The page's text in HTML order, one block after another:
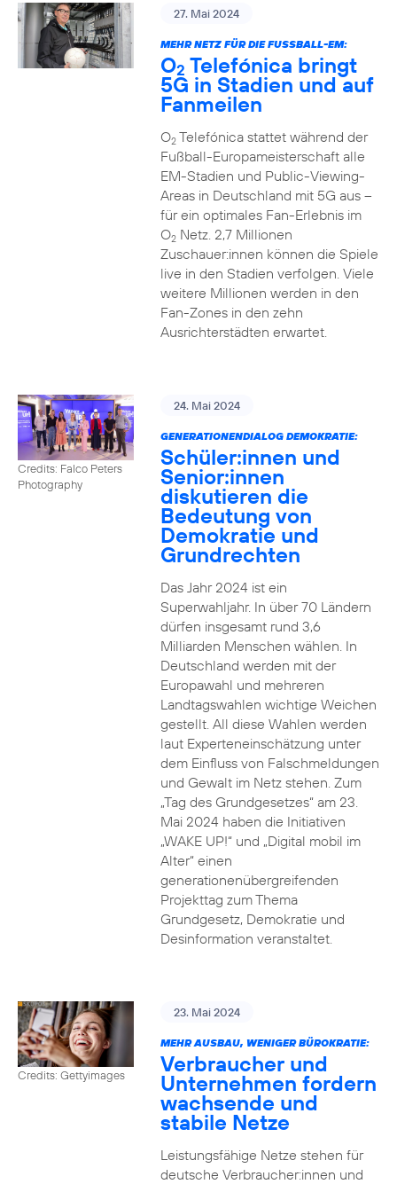
27. Mai 2024
MEHR NETZ FÜR DIE FUSSBALL-EM:
O2 Telefónica bringt
5G in Stadien und auf
Fanmeilen
O2Telefónica stattet während der
Fußball-Europameisterschaft alle
EM-Stadien und Public-Viewing-
Areas in Deutschland mit 5G aus –
für ein optimales Fan-Erlebnis im
O2Netz. 2,7 Millionen
Zuschauer:innen können die Spiele
live in den Stadien verfolgen. Viele
weitere Millionen werden in den
Fan-Zones in den zehn
Ausrichterstädten erwartet.
Credits: Falco Peters
Photography
24. Mai 2024
GENERATIONENDIALOG DEMOKRATIE:
Schüler:innen und
Senior:innen
diskutieren die
Bedeutung von
Demokratie und
Grundrechten
Das Jahr 2024 ist ein
Superwahljahr. In über 70 Ländern
dürfen insgesamt rund 3,6
Milliarden Menschen wählen. In
Deutschland werden mit der
Europawahl und mehreren
Landtagswahlen wichtige Weichen
gestellt. All diese Wahlen werden
laut Experteneinschätzung unter
dem Einfluss von Falschmeldungen
und Gewalt im Netz stehen. Zum
„Tag des Grundgesetzes“ am 23.
Mai 2024 haben die Initiativen
„WAKE UP!“ und „Digital mobil im
Alter“ einen
generationenübergreifenden
Projekttag zum Thema
Grundgesetz, Demokratie und
Desinformation veranstaltet.
Credits: Gettyimages
23. Mai 2024
MEHR AUSBAU, WENIGER BÜROKRATIE:
Verbraucher und
Unternehmen fordern
wachsende und
stabile Netze
Leistungsfähige Netze stehen für
deutsche Verbraucher:innen und